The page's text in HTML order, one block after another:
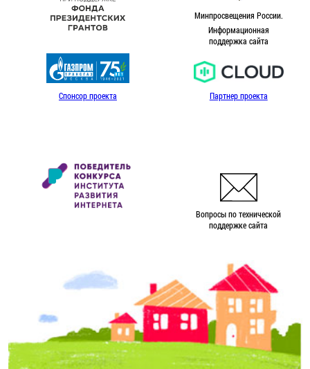
Минпросвещения России.
Информационная
поддержка сайта
Спонсор проекта Партнер проекта
Вопросы по технической
поддержке сайта